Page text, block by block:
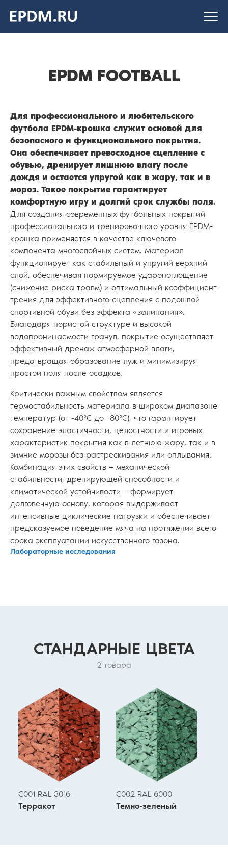
На главную
страницу
EPDM FOOTBALL
Для профессионального и любительского
футбола EPDM-крошка служит основой для
безопасного и функционального покрытия.
Она обеспечивает превосходное сцепление с
обувью, дренирует лишнюю влагу после
дождя и остается упругой как в жару, так и в
мороз. Такое покрытие гарантирует
комфортную игру и долгий срок службы поля.
Для создания современных футбольных покрытий
профессионального и тренировочного уровня EPDM-
крошка применяется в качестве ключевого
компонента многослойных систем. Материал
функционирует как стабильный и упругий верхний
слой, обеспечивая нормируемое ударопоглощение
(снижение риска травм) и оптимальный коэффициент
трения для эффективного сцепления с подошвой
спортивной обуви без эффекта «залипания».
Благодаря пористой структуре и высокой
водопроницаемости гранул, покрытие осуществляет
эффективный дренаж атмосферной влаги,
предотвращая образование луж и минимизируя
простои поля после осадков.
Критически важным свойством является
термостабильность материала в широком диапазоне
температур (от -40°C до +80°C), что гарантирует
сохранение эластичности, целостности и игровых
характеристик покрытия как в летнюю жару, так и в
зимние морозы без растрескивания или оплывания.
Комбинация этих свойств — механической
стабильности, дренирующей способности и
климатической устойчивости — формирует
долговечную основу, которая выдерживает
интенсивные циклические нагрузки и обеспечивает
предсказуемое поведение мяча на протяжении всего
срока эксплуатации искусственного газона.
Лабораторные исследования
СТАНДАРНЫЕ ЦВЕТА
2 товара
С001 RAL 3016
Терракот
С002 RAL 6000
Темно-зеленый